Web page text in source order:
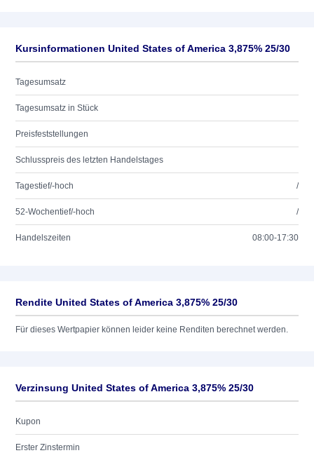
Kursinformationen United States of America 3,875% 25/30
Tagesumsatz
Tagesumsatz in Stück
Preisfeststellungen
Schlusspreis des letzten Handelstages
Tagestief/-hoch /
52-Wochentief/-hoch /
Handelszeiten 08:00-17:30
Rendite United States of America 3,875% 25/30
Für dieses Wertpapier können leider keine Renditen berechnet werden.
Verzinsung United States of America 3,875% 25/30
Kupon
Erster Zinstermin